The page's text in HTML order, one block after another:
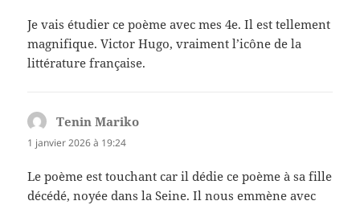
Je vais étudier ce poème avec mes 4e. Il est tellement
magnifique. Victor Hugo, vraiment l’icône de la
littérature française.
Tenin Mariko
1 janvier 2026 à 19:24
Le poème est touchant car il dédie ce poème à sa fille
décédé, noyée dans la Seine. Il nous emmène avec